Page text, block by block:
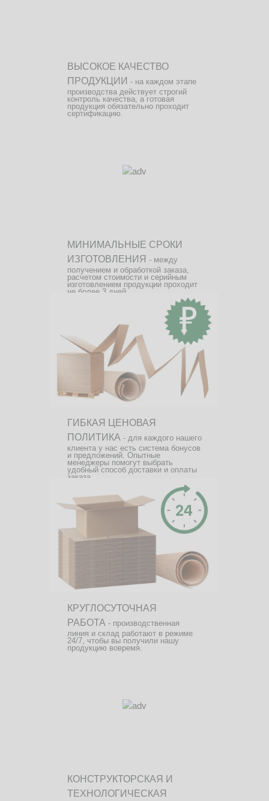
ВЫСОКОЕ КАЧЕСТВО
ПРОДУКЦИИ - на каждом этапе
производства действует строгий
контроль качества, а готовая
продукция обязательно проходит
сертификацию.
МИНИМАЛЬНЫЕ СРОКИ
ИЗГОТОВЛЕНИЯ - между
получением и обработкой заказа,
расчетом стоимости и серийным
изготовлением продукции проходит
не более 3 дней.
ГИБКАЯ ЦЕНОВАЯ
ПОЛИТИКА - для каждого нашего
клиента у нас есть система бонусов
и предложений. Опытные
менеджеры помогут выбрать
удобный способ доставки и оплаты
заказа.
КРУГЛОСУТОЧНАЯ
РАБОТА - производственная
линия и склад работают в режиме
24/7, чтобы вы получили нашу
продукцию вовремя.
КОНСТРУКТОРСКАЯ И
ТЕХНОЛОГИЧЕСКАЯ